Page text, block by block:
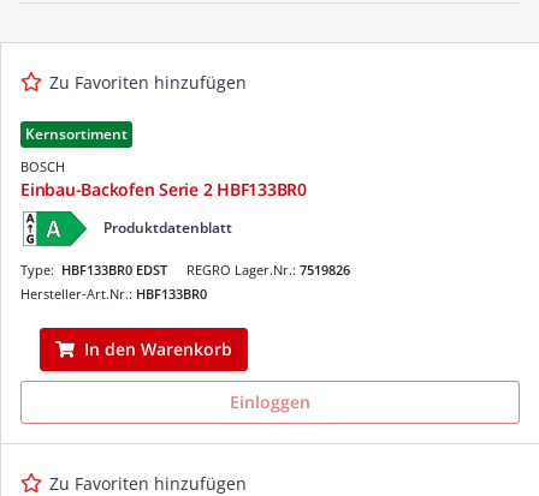
Zu Favoriten hinzufügen
Kernsortiment
BOSCH
Einbau-Backofen Serie 2 HBF133BR0
Produktdatenblatt
REGRO Lager.Nr.: 7519826
Type: HBF133BR0 EDST
Hersteller-Art.Nr.: HBF133BR0
In den Warenkorb
Einloggen
Zu Favoriten hinzufügen